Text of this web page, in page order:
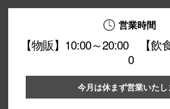
営業時間
【物販】10:00～20:00 【飲
0
今月は休まず営業いたし